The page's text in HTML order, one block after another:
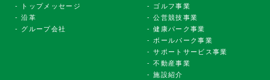
トップメッセージ
沿革
グループ会社
ゴルフ事業
公営競技事業
健康パーク事業
ボールパーク事業
サポートサービス事業
不動産事業
施設紹介